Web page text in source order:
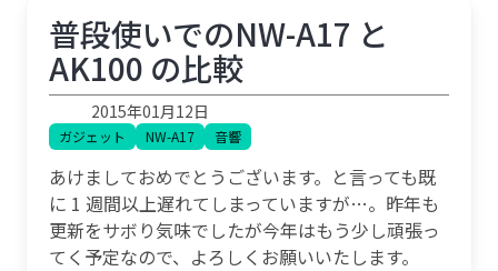
普段使いでのNW-A17 と
AK100 の比較
2015年01月12日
ガジェット NW-A17 音響
あけましておめでとうございます。と言っても既
に 1 週間以上遅れてしまっていますが…。昨年も
更新をサボり気味でしたが今年はもう少し頑張っ
てく予定なので、よろしくお願いいたします。